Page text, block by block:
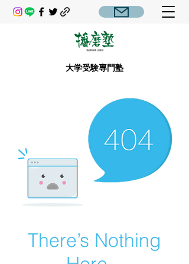
大学受験専門塾
There’s Nothing